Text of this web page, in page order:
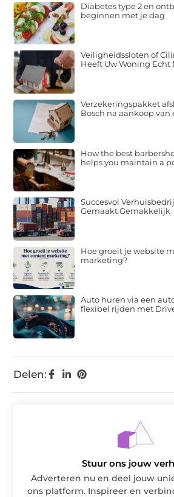
Delen:
Diabetes type 2 en
beginnen met je dag
Veiligheidssloten of
Heeft Uw Woning Echt
Verzekeringspakket
Bosch na aankoop van
How the best
helps you maintain a
Succesvol
Gemaakt Gemakkelijk
Hoe groeit je website
marketing?
Auto huren via een
flexibel rijden met
Stuur ons jouw
Adverteren nu en deel jouw
ons platform. Inspireer en